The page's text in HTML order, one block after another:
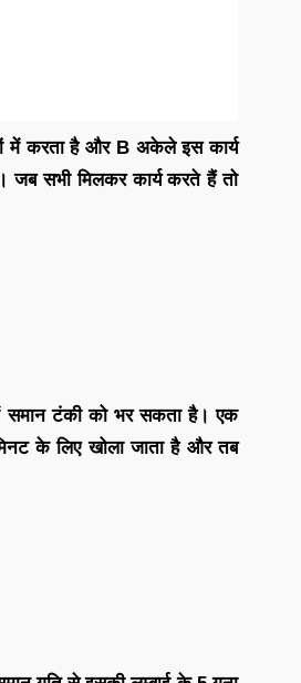
में करता है और B अकेले इस कार्य
जब सभी मिलकर कार्य करते हैं तो
समान टंकी को भर सकता है। एक
के लिए खोला जाता है और तब